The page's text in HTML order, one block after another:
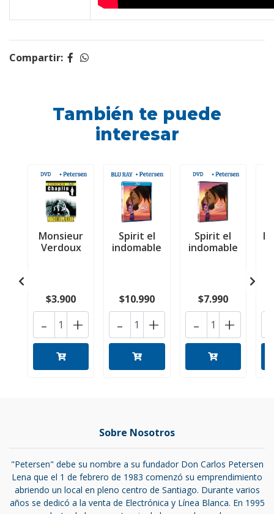
Compartir:
También te puede
interesar
Monsieur
Verdoux
$3.900
+
-
Spirit el
indomable
$10.990
+
-
Spirit el
indomable
$7.990
+
-
Sobre Nosotros
"Petersen" debe su nombre a su fundador Don Carlos Petersen
Lena que el 1 de febrero de 1983 comenzó su emprendimiento
abriendo un local en pleno centro de Santiago. Durante varios
años se dedicó a la venta de Electrónica y Línea Blanca. En 1995